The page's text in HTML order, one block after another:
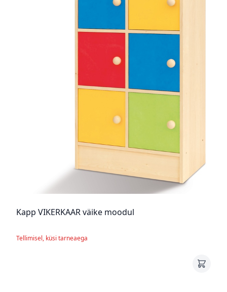
Kapp VIKERKAAR väike moodul
Tellimisel, küsi tarneaega